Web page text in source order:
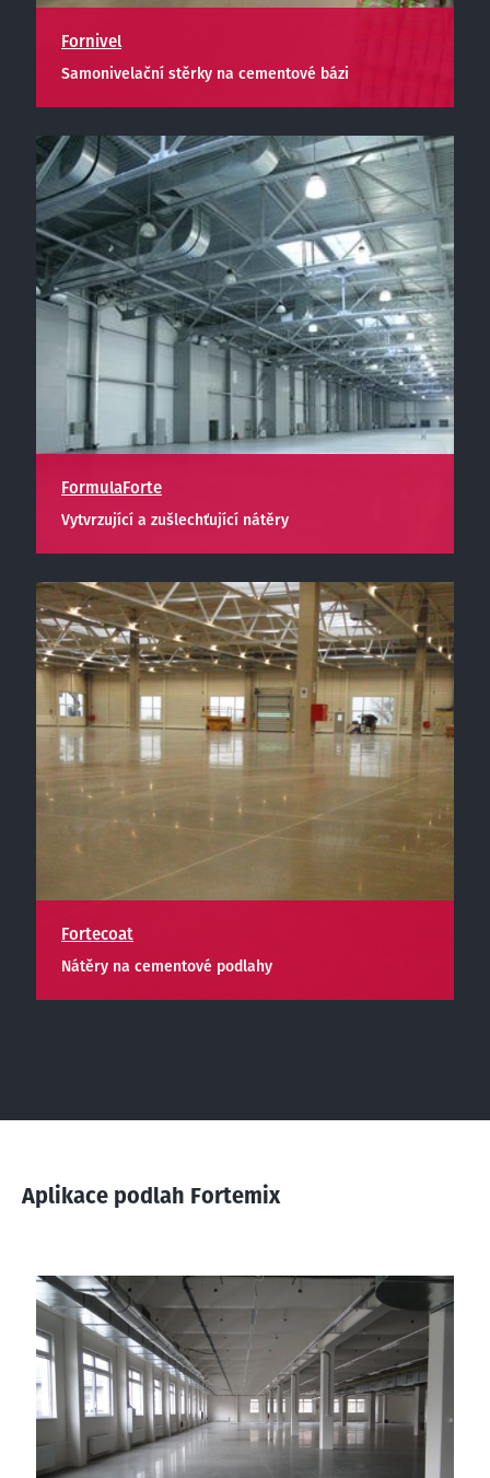
Fornivel
Samonivelační stěrky na cementové bázi
FormulaForte
Vytvrzující a zušlechťující nátěry
Fortecoat
Nátěry na cementové podlahy
Aplikace podlah Fortemix